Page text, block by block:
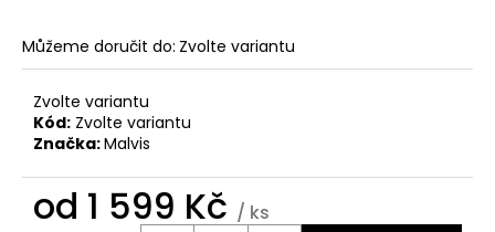
Můžeme doručit do: Zvolte variantu
Zvolte variantu
Kód: Zvolte variantu
Značka:Malvis
od 1 599 Kč / ks
u
č
u
e
m
e